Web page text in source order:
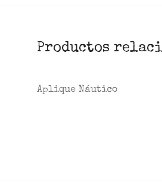
Productos
Aplique Náutico